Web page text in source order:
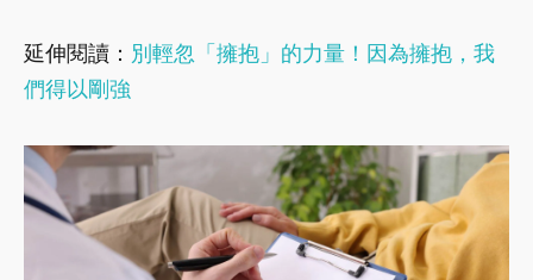
延伸閱讀： 別輕忽「擁抱」的力量！因為擁抱，我
們得以剛強